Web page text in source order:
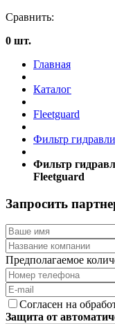
Сравнить:
0 шт.
Главная
Каталог
Fleetguard
Фильтр
Фильтр
Fleetguard
Запросить
Предполагаемое
Согласен на
Защита от